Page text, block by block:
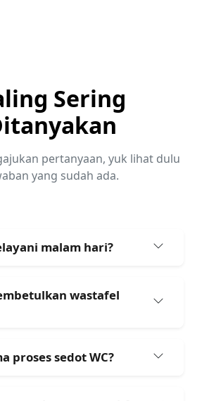
Sering
pertanyaan, yuk lihat dulu
yang sudah ada.
malam hari?
wastafel
proses sedot WC?